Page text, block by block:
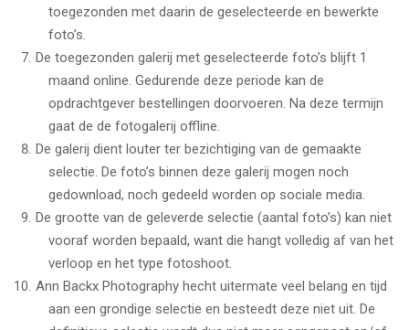
toegezonden met daarin de geselecteerde en bewerkte
foto’s.
De toegezonden galerij met geselecteerde foto’s blijft 1
maand online. Gedurende deze periode kan de
opdrachtgever bestellingen doorvoeren. Na deze termijn
gaat de de fotogalerij offline.
De galerij dient louter ter bezichtiging van de gemaakte
selectie. De foto’s binnen deze galerij mogen noch
gedownload, noch gedeeld worden op sociale media.
De grootte van de geleverde selectie (aantal foto’s) kan niet
vooraf worden bepaald, want die hangt volledig af van het
verloop en het type fotoshoot.
Ann Backx Photography hecht uitermate veel belang en tijd
aan een grondige selectie en besteedt deze niet uit. De